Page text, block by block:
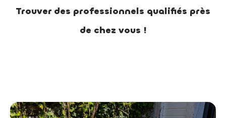
Trouver des professionnels qualifiés près
de chez vous !